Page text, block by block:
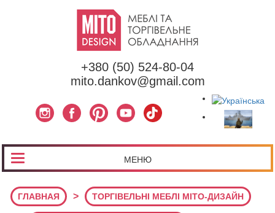
+380 (50) 524-80-04
mito.dankov@gmail.com
МЕНЮ
ГЛАВНАЯ > ТОРГІВЕЛЬНІ МЕБЛІ МІТО-ДИЗАЙН